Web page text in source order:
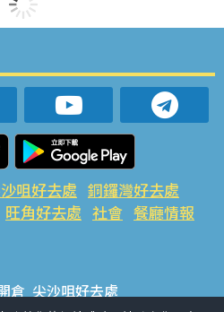
咀好去處 銅鑼灣好去處
旺角好去處 社會 餐廳情報
倉 尖沙咀好去處